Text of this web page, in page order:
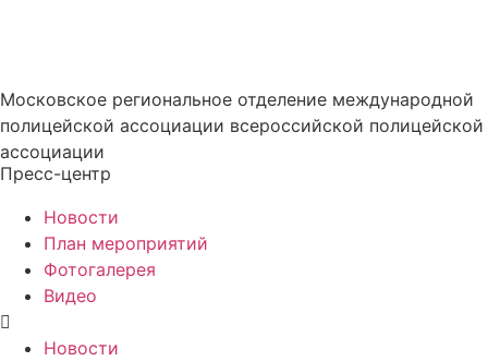
Московское региональное отделение международной
полицейской ассоциации всероссийской полицейской
ассоциации
Пресс-центр
Новости
План мероприятий
Фотогалерея
Видео
Новости